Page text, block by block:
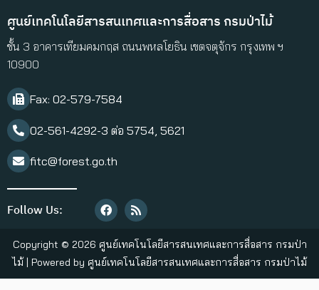
ศูนย์เทคโนโลยีสารสนเทศและการสื่อสาร กรมป่าไม้
ชั้น 3 อาคารเทียมคมกฤส ถนนพหลโยธิน เขตจตุจักร กรุงเทพ ฯ
10900
Fax: 02-579-7584​
02-561-4292-3 ต่อ 5754, 5621
fitc@forest.go.th
Follow Us:
Copyright © 2026 ศูนย์เทคโนโลยีสารสนเทศและการสื่อสาร กรมป่า
ไม้ | Powered by ศูนย์เทคโนโลยีสารสนเทศและการสื่อสาร กรมป่าไม้